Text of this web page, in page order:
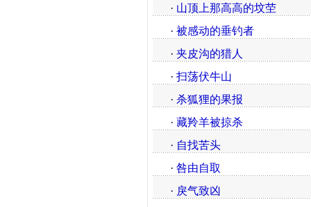
· 山顶上那高高的坟茔
· 被感动的垂钓者
· 夹皮沟的猎人
· 扫荡伏牛山
· 杀狐狸的果报
· 藏羚羊被掠杀
· 自找苦头
· 咎由自取
· 戾气致凶